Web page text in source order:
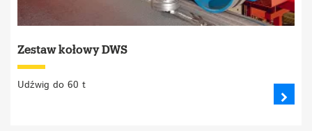
Zestaw kołowy DWS
Udźwig do 60 t